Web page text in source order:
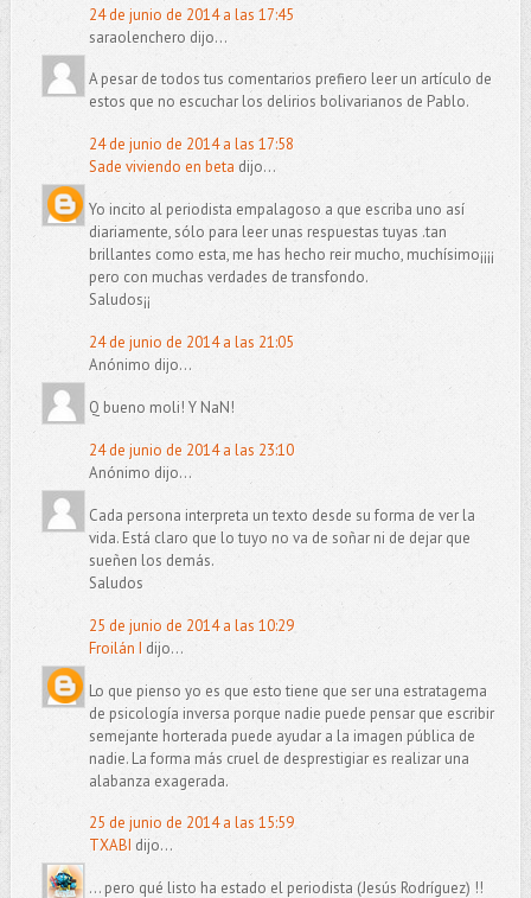
24 de junio de 2014 a las 17:45
saraolenchero dijo...
A pesar de todos tus comentarios prefiero leer un artículo de
estos que no escuchar los delirios bolivarianos de Pablo.
24 de junio de 2014 a las 17:58
Sade viviendo en beta dijo...
Yo incito al periodista empalagoso a que escriba uno así
diariamente, sólo para leer unas respuestas tuyas .tan
brillantes como esta, me has hecho reir mucho, muchísimo¡¡¡¡
pero con muchas verdades de transfondo.
Saludos¡¡
24 de junio de 2014 a las 21:05
Anónimo dijo...
Q bueno moli! Y NaN!
24 de junio de 2014 a las 23:10
Anónimo dijo...
Cada persona interpreta un texto desde su forma de ver la
vida. Está claro que lo tuyo no va de soñar ni de dejar que
sueñen los demás.
Saludos
25 de junio de 2014 a las 10:29
Froilán I dijo...
Lo que pienso yo es que esto tiene que ser una estratagema
de psicología inversa porque nadie puede pensar que escribir
semejante horterada puede ayudar a la imagen pública de
nadie. La forma más cruel de desprestigiar es realizar una
alabanza exagerada.
25 de junio de 2014 a las 15:59
TXABI dijo...
... pero qué listo ha estado el periodista (Jesús Rodríguez) !!